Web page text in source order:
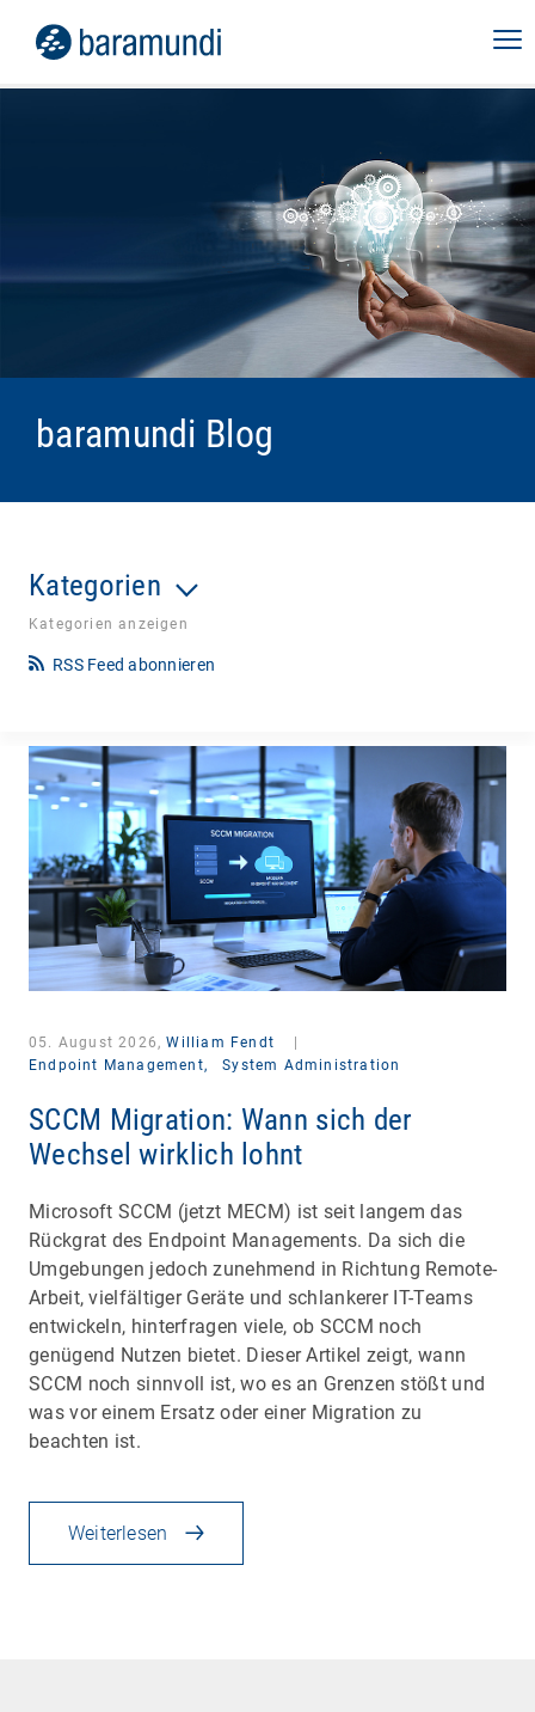
baramundi Blog
Kategorien
Kategorien anzeigen
RSS Feed abonnieren
05. August 2026,William Fendt
Endpoint Management,
System Administration
SCCM Migration: Wann sich der
Wechsel wirklich lohnt
Microsoft SCCM (jetzt MECM) ist seit langem das
Rückgrat des Endpoint Managements. Da sich die
Umgebungen jedoch zunehmend in Richtung Remote-
Arbeit, vielfältiger Geräte und schlankerer IT-Teams
entwickeln, hinterfragen viele, ob SCCM noch
genügend Nutzen bietet. Dieser Artikel zeigt, wann
SCCM noch sinnvoll ist, wo es an Grenzen stößt und
was vor einem Ersatz oder einer Migration zu
beachten ist.
Weiterlesen